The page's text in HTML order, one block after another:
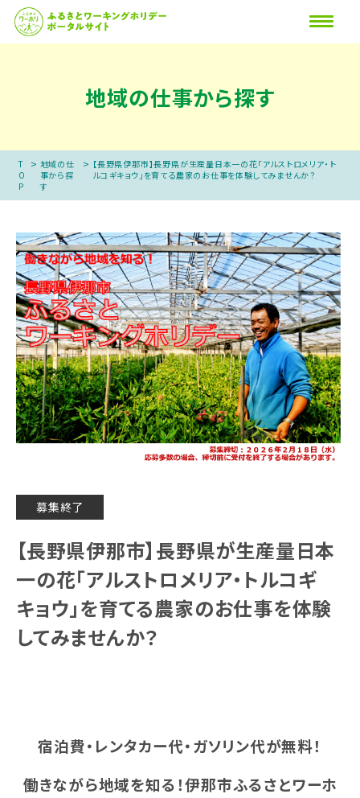
地域の仕事から探す
T
O
P
> 地域の仕
事から探
す
> 【長野県伊那市】長野県が生産量日本一の花「アルストロメリア・ト
ルコギキョウ」を育てる農家のお仕事を体験してみませんか？
募集終了
【長野県伊那市】長野県が生産量日本
一の花「アルストロメリア・トルコギ
キョウ」を育てる農家のお仕事を体験
してみませんか？
宿泊費・レンタカー代・ガソリン代が無料！
働きながら地域を知る！伊那市ふるさとワーホ